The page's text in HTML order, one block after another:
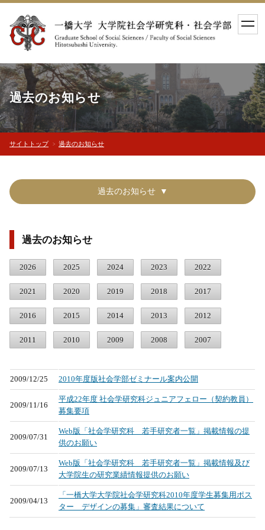
toggle
過去のお知らせ
サイトトップ 過去のお知らせ
過去のお知らせ
過去のお知らせ
2026 2025 2024 2023 2022
2021 2020 2019 2018 2017
2016 2015 2014 2013 2012
2011 2010 2009 2008 2007
2009/12/25 2010年度版社会学部ゼミナール案内公開
2009/11/16
平成22年度 社会学研究科ジュニアフェロー（契約教員）
募集要項
2009/07/31
Web版「社会学研究科 若手研究者一覧」掲載情報の提
供のお願い
2009/07/13
Web版「社会学研究科 若手研究者一覧」掲載情報及び
大学院生の研究業績情報提供のお願い
2009/04/13
「一橋大学大学院社会学研究科2010年度学生募集用ポス
ター デザインの募集」審査結果について